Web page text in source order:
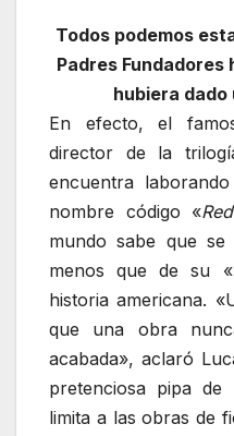
Todos podemos
Padres
hubiera dado
En efecto, el
director de la
encuentra
nombre código «
mundo sabe que
menos que de su
historia americana.
que una obra
acabada», aclaró
pretenciosa pipa
limita a las obras de